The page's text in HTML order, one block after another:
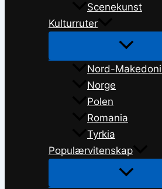
Scenekunst
Kulturruter
Nord-
Norge
Polen
Romania
Tyrkia
Populærvitenskap